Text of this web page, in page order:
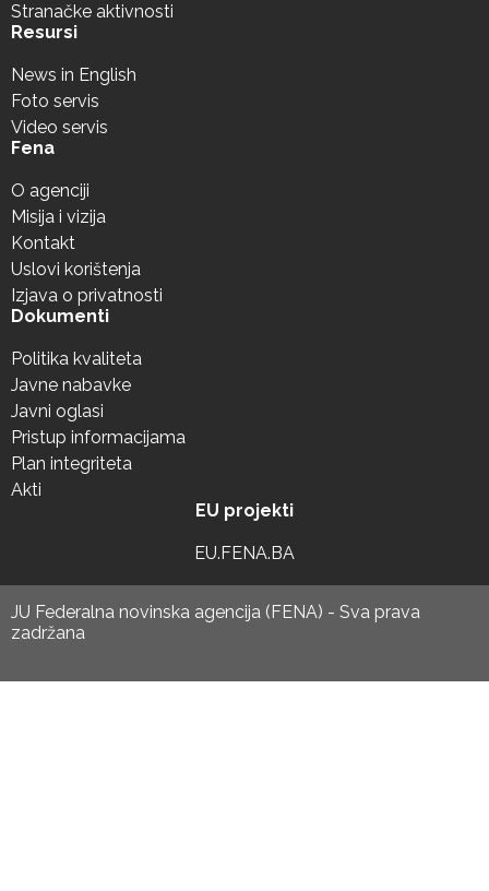
Stranačke aktivnosti
Resursi
News in English
Foto servis
Video servis
Fena
O agenciji
Misija i vizija
Kontakt
Uslovi korištenja
Izjava o privatnosti
Dokumenti
Politika kvaliteta
Javne nabavke
Javni oglasi
Pristup informacijama
Plan integriteta
Akti
EU projekti
EU.FENA.BA
JU Federalna novinska agencija (FENA) - Sva prava
zadržana